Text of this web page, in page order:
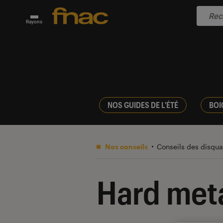
Rayons
NOS GUIDES DE L'ÉTÉ
Nos conseils Conseils des
Hard